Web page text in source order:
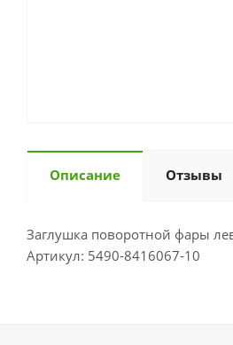
Описание Отзывы
Заглушка поворотной фары
Артикул: 5490-8416067-10